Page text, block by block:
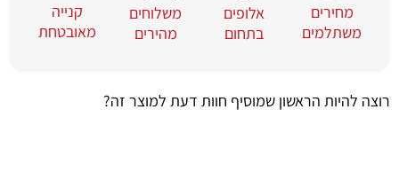
מחירים
משתלמים
אלופים
בתחום
משלוחים
מהירים
קנייה
מאובטחת
רוצה להיות הראשון שמוסיף חוות דעת למוצר זה?